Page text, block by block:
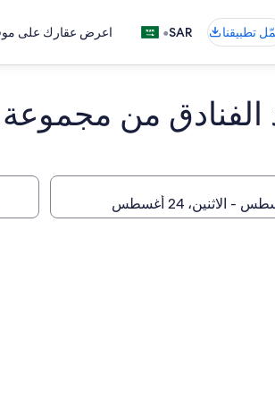
تطبيقنا SAR
• اعرض عقارك على
من مجموعة